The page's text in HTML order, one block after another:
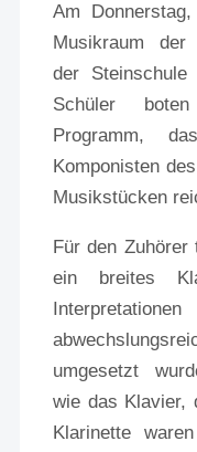
Am
Musikraum der
der
Schüler
Programm,
Komponisten
Musikstücken
Für den
ein breites
umgesetzt
wie das Klavier,
Klarinette